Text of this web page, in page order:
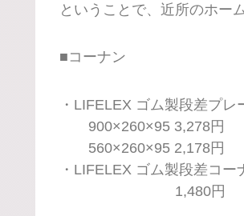
ということで、近所のホー
■コーナン
・LIFELEX ゴム製段差プ
900×260×95 3,278円
560×260×95 2,178円
・LIFELEX ゴム製段差コー
1,480円